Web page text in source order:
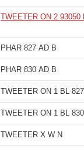
TWEETER ON 2 93050
PHAR 827 AD B
PHAR 830 AD B
TWEETER ON 1 BL
TWEETER ON 1 BL
TWEETER X W N